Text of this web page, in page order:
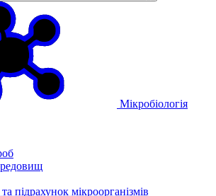
Мікробіологія
підрахунок мікроорганізмів